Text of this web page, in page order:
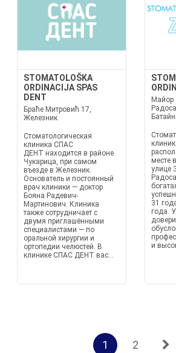
STOMATOLOŠKA
ORDINACIJA SPAS
DENT
Браће Митровић 17,
Железник
Стоматологическая
клиника СПАС
ДЕНТ находится в районе
Чукарица, при самом
въезде в Железник.
Основатель и постоянный
врач клиники — доктор
Бояна Радевич-
Мартинович. Клиника
также сотрудничает с
двумя приглашёнными
специалистами — по
оральной хирургии и
ортопедии челюстей. В
клинике СПАС ДЕНТ вас...
Майор
месте
улице
31
года.
и
1 2